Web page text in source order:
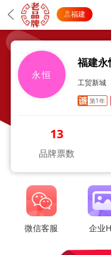
福建
永恒
福建永
工贸新城
第1年
13
品牌票数
微信客服 企业